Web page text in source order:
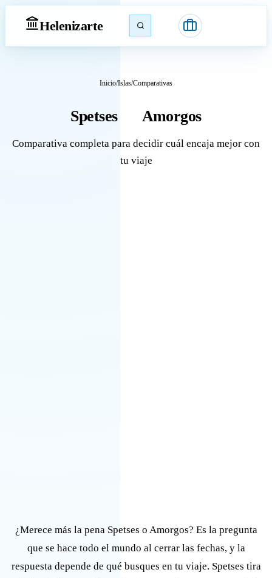
Helenizarte
Inicio/Islas/Comparativas
Spetses Amorgos
Comparativa completa para decidir cuál encaja mejor con
tu viaje
¿Merece más la pena Spetses o Amorgos? Es la pregunta
que se hace todo el mundo al cerrar las fechas, y la
respuesta depende de qué busques en tu viaje. Spetses tira